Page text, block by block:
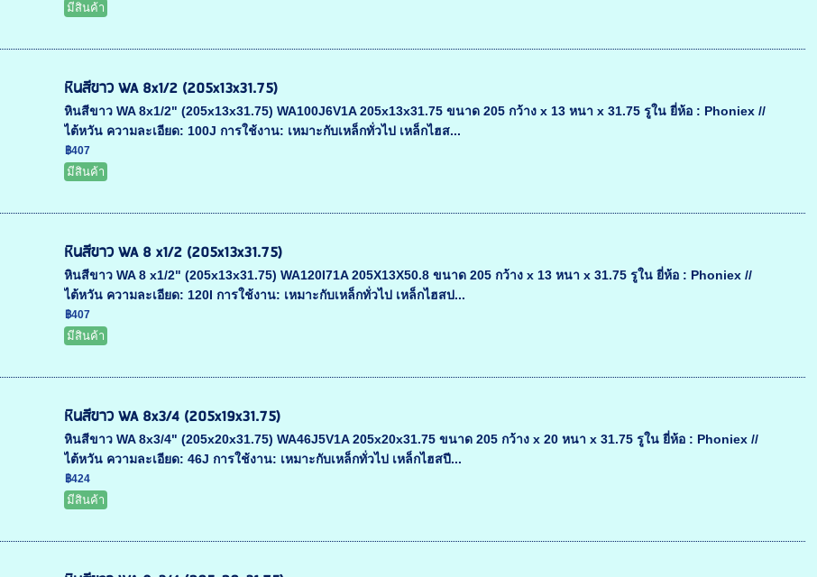
มีสินค้า
หินสีขาว WA 8x1/2 (205x13x31.75)
หินสีขาว WA 8x1/2" (205x13x31.75) WA100J6V1A 205x13x31.75 ขนาด 205 กว้าง x 13 หนา x 31.75 รูใน ยี่ห้อ : Phoniex //
ไต้หวัน ความละเอียด: 100J การใช้งาน: เหมาะกับเหล็กทั่วไป เหล็กไฮส...
฿407
มีสินค้า
หินสีขาว WA 8 x1/2 (205x13x31.75)
หินสีขาว WA 8 x1/2" (205x13x31.75) WA120I71A 205X13X50.8 ขนาด 205 กว้าง x 13 หนา x 31.75 รูใน ยี่ห้อ : Phoniex //
ไต้หวัน ความละเอียด: 120I การใช้งาน: เหมาะกับเหล็กทั่วไป เหล็กไฮสป...
฿407
มีสินค้า
หินสีขาว WA 8x3/4 (205x19x31.75)
หินสีขาว WA 8x3/4" (205x20x31.75) WA46J5V1A 205x20x31.75 ขนาด 205 กว้าง x 20 หนา x 31.75 รูใน ยี่ห้อ : Phoniex //
ไต้หวัน ความละเอียด: 46J การใช้งาน: เหมาะกับเหล็กทั่วไป เหล็กไฮสปี...
฿424
มีสินค้า